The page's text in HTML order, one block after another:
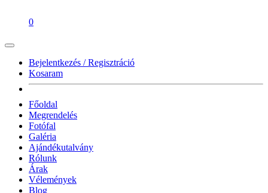
0
Bejelentkezés / Regisztráció
Kosaram
Főoldal
Megrendelés
Fotófal
Galéria
Ajándékutalvány
Rólunk
Árak
Vélemények
Blog